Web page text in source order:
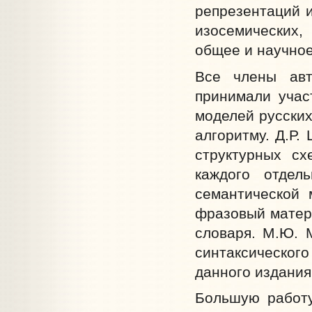
репрезентаций
общее и
Все члены
принимали
моделей
алгоритму. Д.Р.
структурных
каждого
фразовый
словаря. М.Ю.
данного
Большую